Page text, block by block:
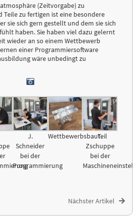
(Zeitvorgabe) zu
zu fertigen ist eine besondere
sie sich gern gestellt und dem sie sich
haben. Sie haben viel dazu gelernt
wieder an so einem Wettbewerb
einer Programmiersoftware
wäre unbedingt zu
J.
Schneider
bei der
Programmierung
Wettbewerbsbauteil
T.
Zschuppe
bei der
Nächster Artikel